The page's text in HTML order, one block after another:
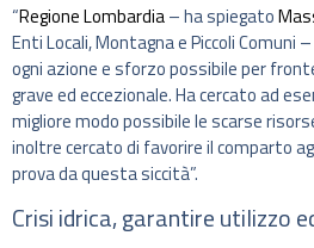
“Regione Lombardia– ha spiegato
Enti Locali, Montagna e Piccoli Comuni
ogni azione e sforzo possibile per
grave ed eccezionale. Ha cercato ad
migliore modo possibile le scarse
inoltre cercato di favorire il comparto
prova da questa siccità”.
Crisi idrica, garantire utilizzo